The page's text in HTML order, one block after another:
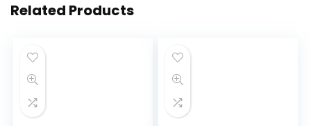
Related Products